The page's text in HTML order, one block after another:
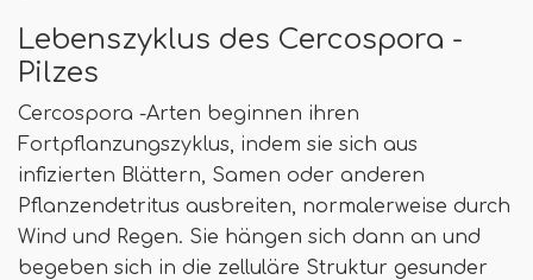
Lebenszyklus des Cercospora -
Pilzes
Cercospora -Arten beginnen ihren
Fortpflanzungszyklus, indem sie sich aus
infizierten Blättern, Samen oder anderen
Pflanzendetritus ausbreiten, normalerweise durch
Wind und Regen. Sie hängen sich dann an und
begeben sich in die zelluläre Struktur gesunder